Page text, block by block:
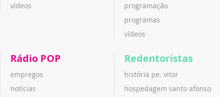
vídeos
programação
programas
vídeos
Rádio POP
empregos
notícias
Redentoristas
história pe. vitor
hospedagem santo afonso